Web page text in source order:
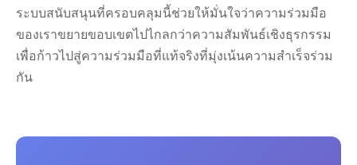
ระบบสนับสนุนที่ครอบคลุมนี้ช่วยให้มั่นใจว่าความร่วมมือ
ของเราขยายขอบเขตไปไกลกว่าความสัมพันธ์เชิงธุรกรรม
เพื่อก้าวไปสู่ความร่วมมือที่แท้จริงที่มุ่งเน้นความสำเร็จร่วม
กัน